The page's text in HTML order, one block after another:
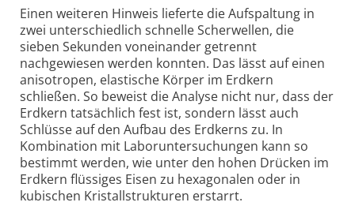
Einen weiteren Hinweis lieferte die Aufspaltung in
zwei unterschiedlich schnelle Scherwellen, die
sieben Sekunden voneinander getrennt
nachgewiesen werden konnten. Das lässt auf einen
anisotropen, elastische Körper im Erdkern
schließen. So beweist die Analyse nicht nur, dass der
Erdkern tatsächlich fest ist, sondern lässt auch
Schlüsse auf den Aufbau des Erdkerns zu. In
Kombination mit Laboruntersuchungen kann so
bestimmt werden, wie unter den hohen Drücken im
Erdkern flüssiges Eisen zu hexagonalen oder in
kubischen Kristallstrukturen erstarrt.